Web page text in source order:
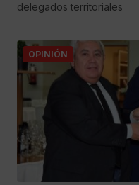
delegados territoriales
OPINIÓN